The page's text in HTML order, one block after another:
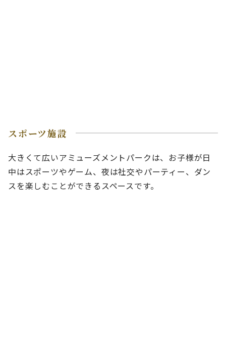
スポーツ施設
大きくて広いアミューズメントパークは、お子様が日
中はスポーツやゲーム、夜は社交やパーティー、ダン
スを楽しむことができるスペースです。